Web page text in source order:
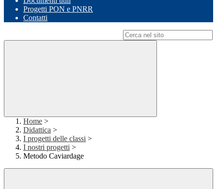
Progetti PON e PNRR
Contatti
Home >
Didattica >
I progetti delle classi >
I nostri progetti >
Metodo Caviardage